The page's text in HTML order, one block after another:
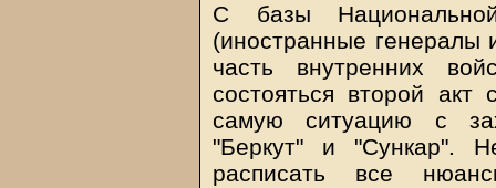
С базы
(иностранные генералы
часть внутренних
состояться второй акт
самую ситуацию с
"Беркут" и "Сункар".
расписать все